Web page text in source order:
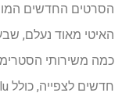
הסרטים החדשים
האיטי מאוד נעלם,
כמה משירותי
חדשים לצפייה, כולל Netflix, HBO Max, Hulu ועוד.